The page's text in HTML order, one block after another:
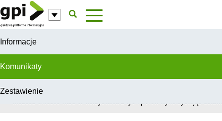
Przejdź do komentarzy
Informacje
Komunikaty
Zestawienie
W celu świadczenia usług na najwyższym poziomie, serwis GPI
Możesz określić warunki korzystania z tych plików wykorzystując